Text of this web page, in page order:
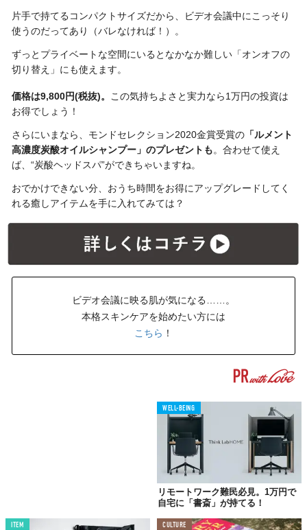
片手で持てるコンパクトサイズだから、ビデオ会議中にこっそり
使うのだってあり（バレなければ！）。
ずっとプライベートな空間にいるとなかなか難しい「オンオフの
切り替え」にも使えます。
価格は9,800円(税抜)。
この気持ちよさと実力なら1万円の投資は
お得でしょう！
さらにいまなら、モンドセレクション2020金賞受賞の 「ルメント
高濃度炭酸オイルシャンプー」のプレゼントも。合わせて使え
ば、“炭酸ヘッドスパ”ができちゃいますね。
おでかけできない分、おうち時間をお得にアップグレードしてく
れる癒しアイテムを手に入れてみては？
ビデオ会議に映る肌が気になる……。
本格スキンケアを始めたい方には
こちら ！
WELL-BEING
リモートワーク難民必見。1万円で
自宅に「書斎」が持てる！
ITEM CULTURE